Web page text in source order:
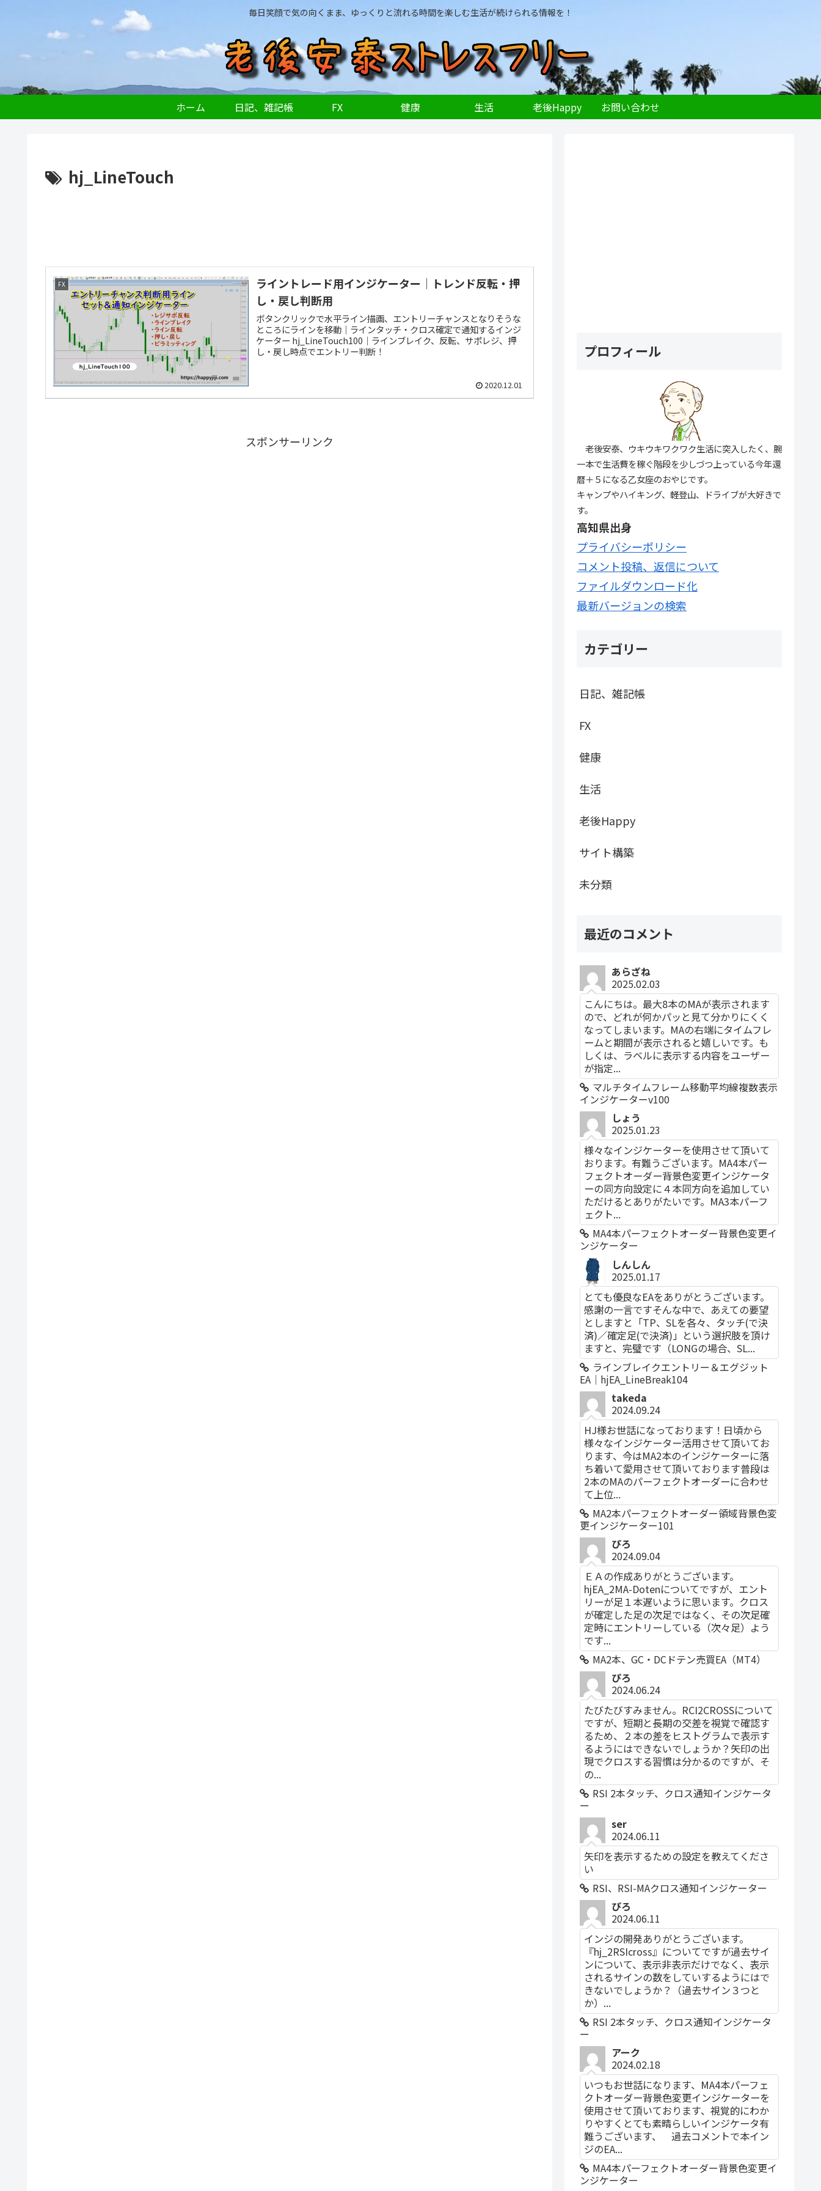
毎日笑顔で気の向くまま、ゆっくりと流れる時間を楽しむ生活が続けられる情報を！
ホーム 日記、雑記帳 FX 健康 生活 老後Happy お問い合わせ
hj_LineTouch
FX
ライントレード用インジケーター｜トレンド反転・押
し・戻し判断用
ボタンクリックで水平ライン描画、エントリーチャンスとなりそうな
ところにラインを移動｜ラインタッチ・クロス確定で通知するインジ
ケーター hj_LineTouch100｜ラインブレイク、反転、サポレジ、押
し・戻し時点でエントリー判断！
2020.12.01
スポンサーリンク
プロフィール
老後安泰、ウキウキワクワク生活に突入したく、腕
一本で生活費を稼ぐ階段を少しづつ上っている今年還
暦＋５になる乙女座のおやじです。
キャンプやハイキング、軽登山、ドライブが大好きで
す。
高知県出身
プライバシーポリシー
コメント投稿、返信について
ファイルダウンロード化
最新バージョンの検索
カテゴリー
日記、雑記帳
FX
健康
生活
老後Happy
サイト構築
未分類
最近のコメント
あらざね
2025.02.03
こんにちは。最大8本のMAが表示されます
ので、どれが何かパッと見て分かりにくく
なってしまいます。MAの右端にタイムフレ
ームと期間が表示されると嬉しいです。も
しくは、ラベルに表示する内容をユーザー
が指定...
マルチタイムフレーム移動平均線複数表示
インジケーターv100
しょう
2025.01.23
様々なインジケーターを使用させて頂いて
おります。有難うございます。MA4本パー
フェクトオーダー背景色変更インジケータ
ーの同方向設定に４本同方向を追加してい
ただけるとありがたいです。MA3本パーフ
ェクト...
MA4本パーフェクトオーダー背景色変更イ
ンジケーター
しんしん
2025.01.17
とても優良なEAをありがとうございます。
感謝の一言ですそんな中で、あえての要望
としますと「TP、SLを各々、タッチ(で決
済)／確定足(で決済)」という選択肢を頂け
ますと、完璧です（LONGの場合、SL...
ラインブレイクエントリー＆エグジット
EA｜hjEA_LineBreak104
takeda
2024.09.24
HJ様お世話になっております！日頃から
様々なインジケーター活用させて頂いてお
ります、今はMA2本のインジケーターに落
ち着いて愛用させて頂いております普段は
2本のMAのパーフェクトオーダーに合わせ
て上位...
MA2本パーフェクトオーダー領域背景色変
更インジケーター101
ぴろ
2024.09.04
ＥＡの作成ありがとうございます。
hjEA_2MA-Dotenについてですが、エント
リーが足１本遅いように思います。クロス
が確定した足の次足ではなく、その次足確
定時にエントリーしている（次々足）よう
です...
MA2本、GC・DCドテン売買EA（MT4）
ぴろ
2024.06.24
たびたびすみません。RCI2CROSSについて
ですが、短期と長期の交差を視覚で確認す
るため、２本の差をヒストグラムで表示す
るようにはできないでしょうか？矢印の出
現でクロスする習慣は分かるのですが、そ
の...
RSI 2本タッチ、クロス通知インジケータ
ー
ser
2024.06.11
矢印を表示するための設定を教えてくださ
い
RSI、RSI-MAクロス通知インジケーター
ぴろ
2024.06.11
インジの開発ありがとうございます。
『hj_2RSIcross』についてですが過去サイ
ンについて、表示非表示だけでなく、表示
されるサインの数をしていするようにはで
きないでしょうか？（過去サイン３つと
か）...
RSI 2本タッチ、クロス通知インジケータ
ー
アーク
2024.02.18
いつもお世話になります、MA4本パーフェ
クトオーダー背景色変更インジケーターを
使用させて頂いております、視覚的にわか
りやすくとても素晴らしいインジケータ有
難うございます、 過去コメントで本イン
ジのEA...
MA4本パーフェクトオーダー背景色変更イ
ンジケーター